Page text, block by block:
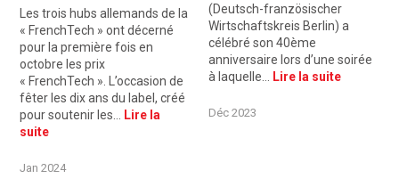
Les trois hubs allemands de la
« FrenchTech » ont décerné
pour la première fois en
octobre les prix
« FrenchTech ». L’occasion de
fêter les dix ans du label, créé
pour soutenir les…
Lire la
suite
Jan 2024
(Deutsch-französischer
Wirtschaftskreis Berlin) a
célébré son 40ème
anniversaire lors d’une soirée
à laquelle…
Lire la suite
Déc 2023